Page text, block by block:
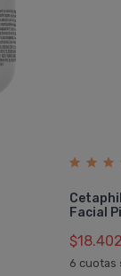
Facial
$18.402
6 cuotas